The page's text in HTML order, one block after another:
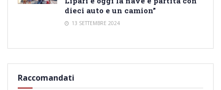
dieci auto e un camion”
13 SETTEMBRE 2024
Raccomandati